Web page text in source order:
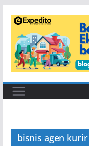
content
bisnis agen kurir